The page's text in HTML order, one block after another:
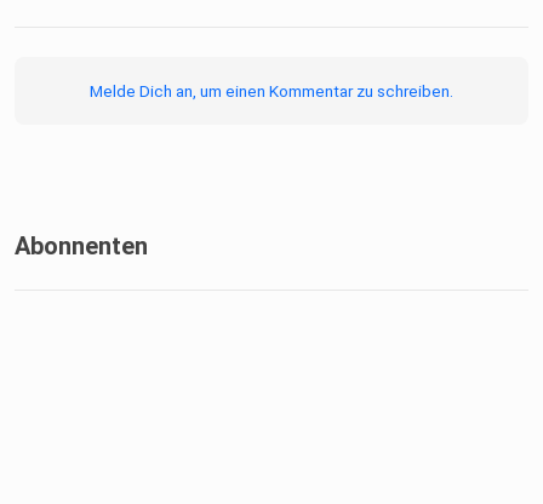
Melde Dich an, um einen Kommentar zu schreiben.
Abonnenten